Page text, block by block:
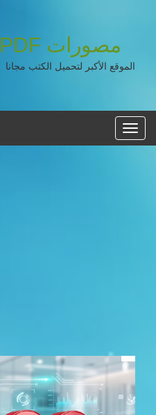
مصورات PDF
الموقع الأكبر لتحميل الكتب مجانا
القائمه
الرئيسية